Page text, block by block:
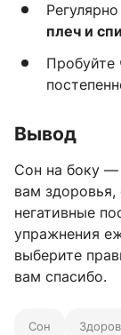
плеч и
Пробуйте
Вывод
Сон на боку —
вам здоровья,
негативные
упражнения
выберите
вам спасибо.
Сон